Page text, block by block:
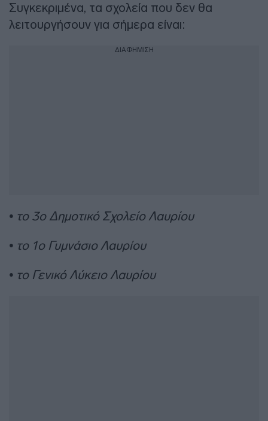
Συγκεκριμένα, τα σχολεία που δεν θα
λειτουργήσουν για σήμερα είναι:
ΔΙΑΦΗΜΙΣΗ
• το 3ο Δημοτικό Σχολείο Λαυρίου
• το 1ο Γυμνάσιο Λαυρίου
• το Γενικό Λύκειο Λαυρίου